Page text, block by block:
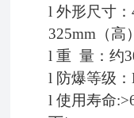
l外形尺寸 ：
325mm（高
l重 量：约
l 防爆等级
l使用寿命:>